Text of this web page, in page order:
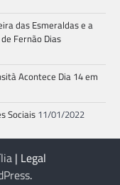
das Esmeraldas e a
Fernão Dias
Acontece Dia 14 em
Sociais 11/01/2022
| Legal
.